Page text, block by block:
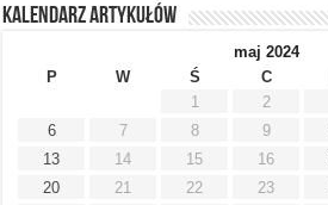
Kalendarz artykułów
maj 2024
P
W Ś C
1
2
6
7 8 9
13
14 15 16
20
21 22 23